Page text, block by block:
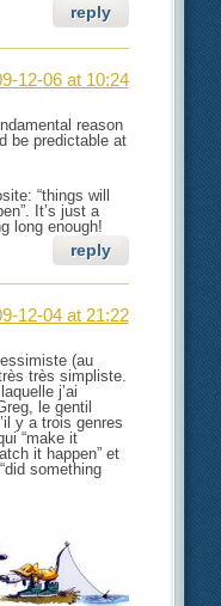
reply
12-06 at 10:24
reason
be predictable at
“things will
It’s just a
long enough!
reply
12-04 at 21:22
(au
très simpliste.
j’ai
le gentil
y a trois genres
“make it
it happen” et
something